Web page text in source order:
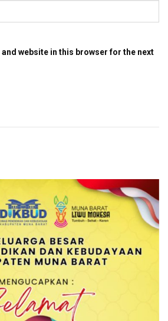
and website in this browser for the next